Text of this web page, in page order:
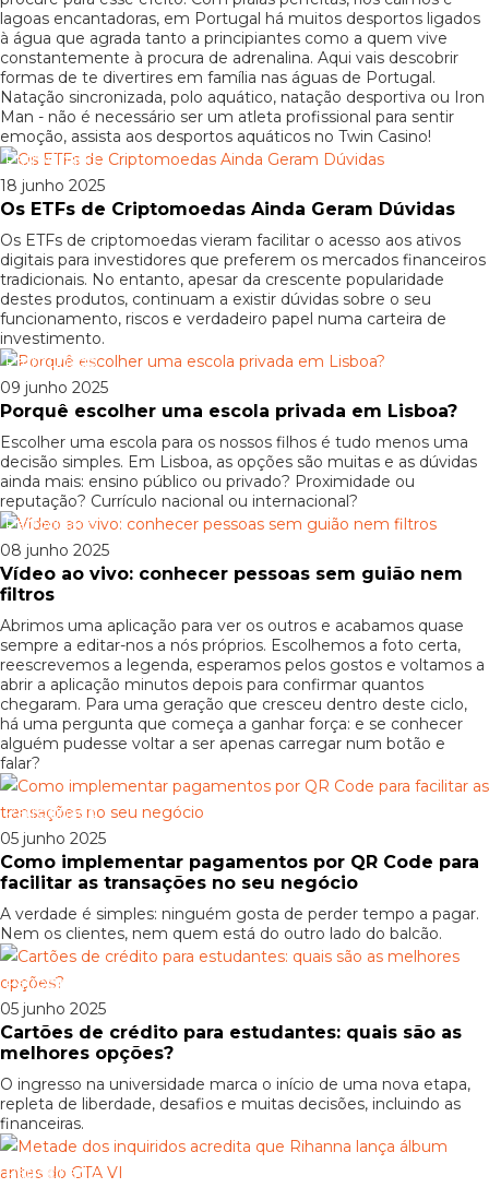
lagoas encantadoras, em Portugal há muitos desportos ligados
à água que agrada tanto a principiantes como a quem vive
constantemente à procura de adrenalina. Aqui vais descobrir
formas de te divertires em família nas águas de Portugal.
Natação sincronizada, polo aquático, natação desportiva ou Iron
Man - não é necessário ser um atleta profissional para sentir
emoção, assista aos desportos aquáticos no Twin Casino!
Patrocinado
18 junho 2025
Os ETFs de Criptomoedas Ainda Geram Dúvidas
Os ETFs de criptomoedas vieram facilitar o acesso aos ativos
digitais para investidores que preferem os mercados financeiros
tradicionais. No entanto, apesar da crescente popularidade
destes produtos, continuam a existir dúvidas sobre o seu
funcionamento, riscos e verdadeiro papel numa carteira de
investimento.
Patrocinado
09 junho 2025
Porquê escolher uma escola privada em Lisboa?
Escolher uma escola para os nossos filhos é tudo menos uma
decisão simples. Em Lisboa, as opções são muitas e as dúvidas
ainda mais: ensino público ou privado? Proximidade ou
reputação? Currículo nacional ou internacional?
Patrocinado
08 junho 2025
Vídeo ao vivo: conhecer pessoas sem guião nem
filtros
Abrimos uma aplicação para ver os outros e acabamos quase
sempre a editar-nos a nós próprios. Escolhemos a foto certa,
reescrevemos a legenda, esperamos pelos gostos e voltamos a
abrir a aplicação minutos depois para confirmar quantos
chegaram. Para uma geração que cresceu dentro deste ciclo,
há uma pergunta que começa a ganhar força: e se conhecer
alguém pudesse voltar a ser apenas carregar num botão e
falar?
Patrocinado
05 junho 2025
Como implementar pagamentos por QR Code para
facilitar as transações no seu negócio
A verdade é simples: ninguém gosta de perder tempo a pagar.
Nem os clientes, nem quem está do outro lado do balcão.
Patrocinado
05 junho 2025
Cartões de crédito para estudantes: quais são as
melhores opções?
O ingresso na universidade marca o início de uma nova etapa,
repleta de liberdade, desafios e muitas decisões, incluindo as
financeiras.
Patrocinado